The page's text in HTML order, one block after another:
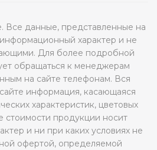
Все данные, представленные на
информационный характер и не
Для более подробной
обращаться к менеджерам
на сайте телефонам. Вся
информация, касающаяся
характеристик, цветовых
стоимости продукции носит
и ни при каких условиях не
офертой, определяемой